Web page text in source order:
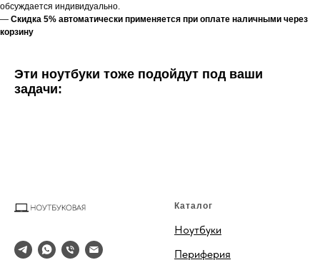
обсуждается индивидуально.
— Скидка 5% автоматически применяется при оплате наличными через
корзину
Эти ноутбуки тоже подойдут под ваши
задачи:
Каталог
Ноутбуки
Периферия